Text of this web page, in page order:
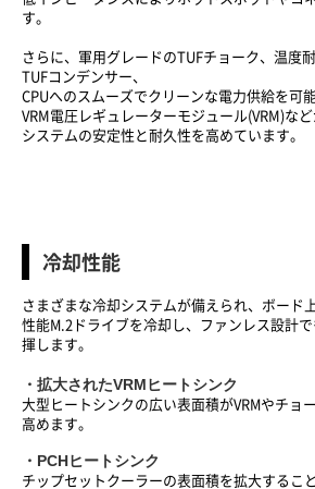
す。
さらに、軍用グレードのTUFチョーク、温度
TUFコンデンサー、
CPUへのスムーズでクリーンな電力供給を可
VRM電圧レギュレーターモジュール(VRM)など
システムの安定性と耐久性を高めています。
冷却性能
さまざまな冷却システムが備えられ、ボード
性能M.2ドライブを冷却し、ファンレス設計
揮します。
・拡大されたVRMヒートシンク
大型ヒートシンクの広い表面積がVRMやチョ
高めます。
・PCHヒートシンク
チップセットクーラーの表面積を拡大するこ